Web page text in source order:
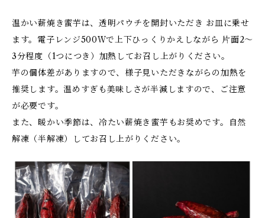
温かい薪焼き蜜芋は、透明パウチを開封いただき お皿に乗せ
ます。電子レンジ500Ｗで上下ひっくりかえしながら 片面2～
3分程度（1つにつき）加熱してお召し上がりください。
芋の個体差がありますので、様子見いただきながらの加熱を
推奨します。温めすぎも美味しさが半減しますので、ご注意
が必要です。
また、暖かい季節は、冷たい薪焼き蜜芋もお奨めです。自然
解凍（半解凍）してお召し上がりください。